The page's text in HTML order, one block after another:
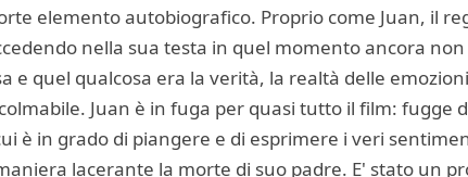
elemento autobiografico. Proprio come Juan, il
nella sua testa in quel momento ancora
e quel qualcosa era la verità, la realtà delle
Juan è in fuga per quasi tutto il film: fugge
è in grado di piangere e di esprimere i veri
lacerante la morte di suo padre. E' stato un